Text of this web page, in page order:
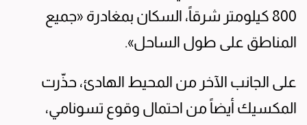
800 كيلومتر شرقاً، السكان بمغادرة «جميع
المناطق على طول الساحل».
على الجانب الآخر من المحيط الهادئ، حذّرت
المكسيك أيضاً من احتمال وقوع تسونامي،